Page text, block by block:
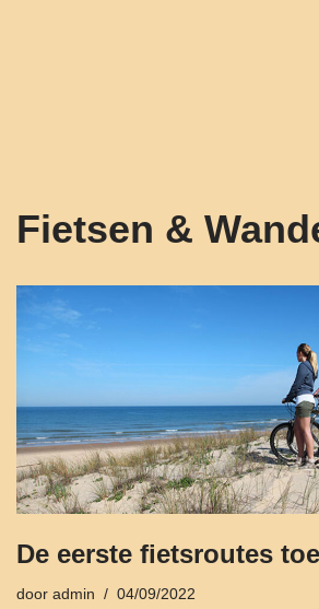
Fietsen &
De eerste fietsroutes
door admin 04/09/2022